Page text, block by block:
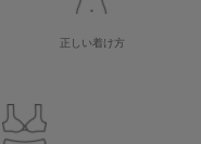
正しい着け方